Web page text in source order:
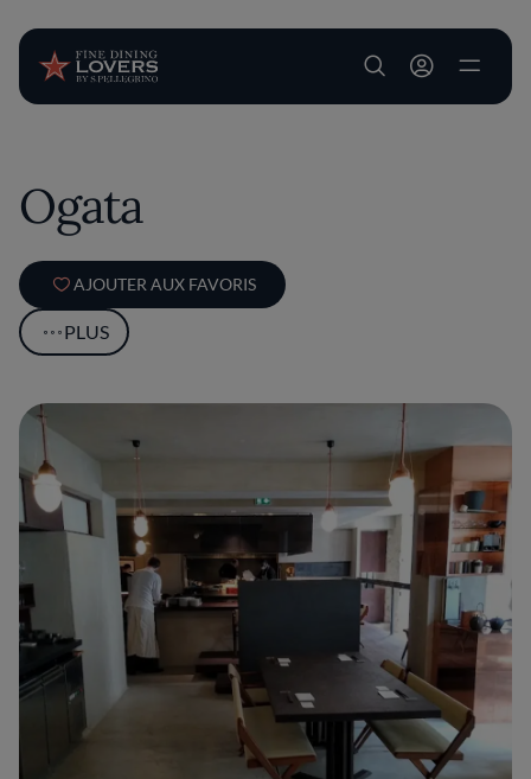
User account
Ogata
AJOUTER AUX FAVORIS
PLUS